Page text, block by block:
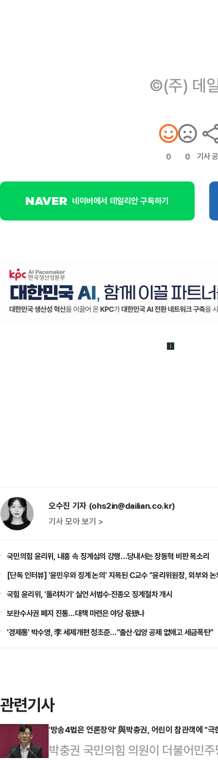
©(주) 데
0 0 기사
네이버에서 데일리안 구독하기
오수진 기자 (ohs2in@dailian.co.kr)
기사 모아 보기 >
국민의힘 윤리위, 내홍 속 징계심의 강행…당내서는 장동혁 비판 목소리
[단독 인터뷰] '윤민우와 징계 논의' 지목된 C교수 "윤리위원장, 외부와
국힘 윤리위, '돌려차기' 실언 서범수·진종오 징계절차 개시
보완수사권 폐지 진통…대책 마련은 야당 몫됐나
'경제통' 박수영, 李 세제개편 정조준…"출산·입양 공제 없애고 세금폭탄"
관련기사
'방송4법은 언론장악' 與박충권, 어린이 참관객에 "극
박충권 국민의힘 의원이 더불어민